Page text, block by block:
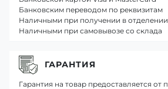
Банковским переводом по реквизитам
Наличными при получении в отделении
Наличными при самовывозе со склада
ГАРАНТИЯ
Гарантия на товар предоставляется от